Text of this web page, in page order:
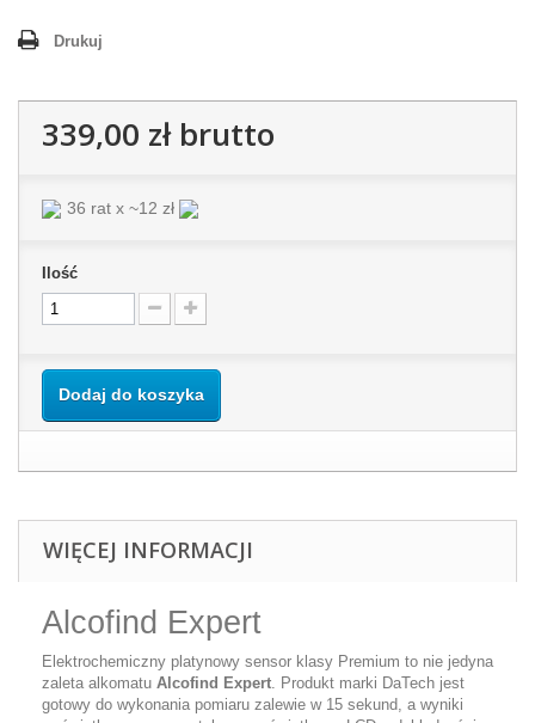
Drukuj
339,00 złbrutto
36 rat x ~12 zł
Ilość
Dodaj do koszyka
WIĘCEJ INFORMACJI
Alcofind Expert
Elektrochemiczny platynowy sensor klasy Premium to nie jedyna
zaleta alkomatu Alcofind Expert. Produkt marki DaTech jest
gotowy do wykonania pomiaru zalewie w 15 sekund, a wyniki